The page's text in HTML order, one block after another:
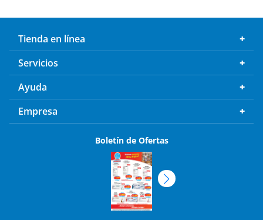
Tienda en línea
Servicios
Ayuda
Empresa
Boletín de Ofertas